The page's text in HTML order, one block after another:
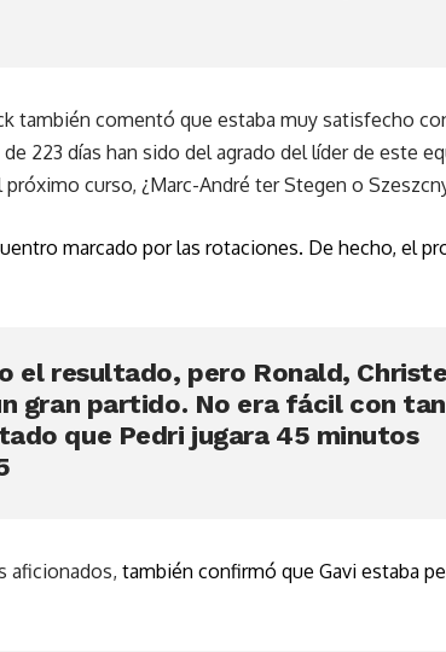
también comentó que estaba muy satisfecho
223 días han sido del agrado del líder de este
curso, ¿Marc-André ter Stegen o
marcado por las rotaciones. De hecho, el
el resultado, pero Ronald,
gran partido. No era fácil con
que Pedri jugara 45 minutos
aficionados, también confirmó que Gavi estaba